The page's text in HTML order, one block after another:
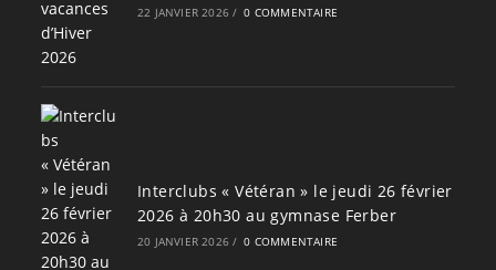
22 JANVIER 2026 / 0 COMMENTAIRE
Interclubs « Vétéran » le jeudi 26 février
2026 à 20h30 au gymnase Ferber
20 JANVIER 2026 / 0 COMMENTAIRE